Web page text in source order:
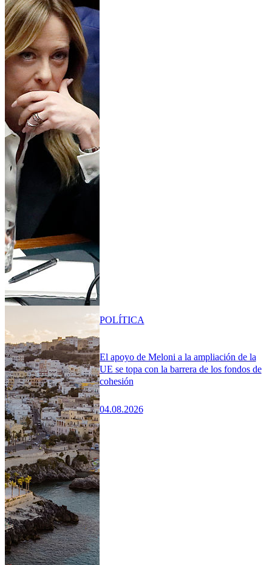
El apoyo de Meloni a la ampliación de la
UE se topa con la barrera de los fondos de
cohesión
04.08.2026
POLÍTICA